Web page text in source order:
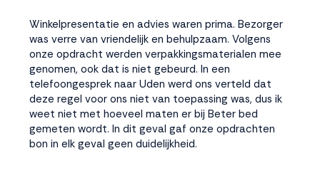
Winkelpresentatie en advies waren prima. Bezorger
was verre van vriendelijk en behulpzaam. Volgens
onze opdracht werden verpakkingsmaterialen mee
genomen, ook dat is niet gebeurd. In een
telefoongesprek naar Uden werd ons verteld dat
deze regel voor ons niet van toepassing was, dus ik
weet niet met hoeveel maten er bij Beter bed
gemeten wordt. In dit geval gaf onze opdrachten
bon in elk geval geen duidelijkheid.